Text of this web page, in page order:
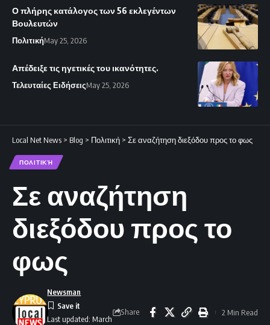
Ο πλήρης κατάλογος των 56 εκλεγέντων
Βουλευτών
ΠολιτικήMay 25, 2026
Απέδειξε τις ηγετικές του ικανότητες.
Τελευταίες ΕιδήσειςMay 25, 2026
Local Net News > Blog > Πολιτική > Σε αναζήτηση διεξόδου προς το φως
ΠΟΛΙΤΙΚΉ
Σε αναζήτηση
διεξόδου προς το
φως
Last updated: March
Newsman
Share 2 Min Read